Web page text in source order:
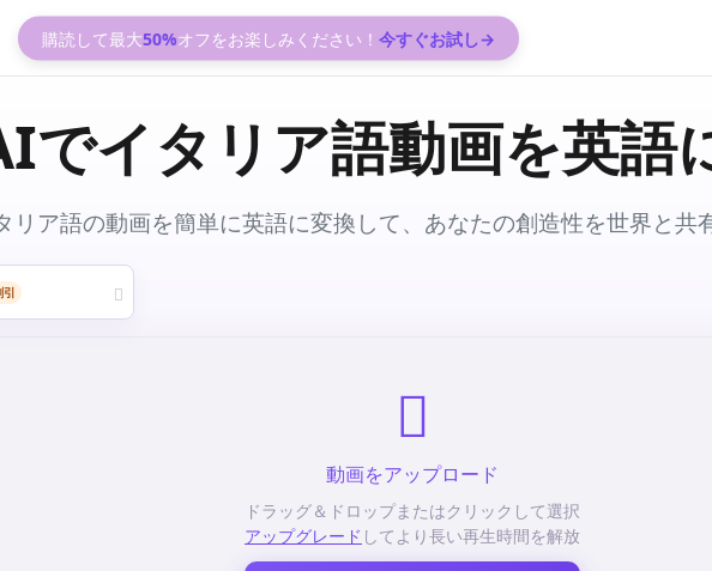
購読して最大50%オフをお楽しみください！ 今すぐお試し→
でイタリア語動画を英語
リア語の動画を簡単に英語に変換して、あなたの創造性を世界と共
動画をアップロード
ドラッグ＆ドロップまたはクリックして選択
アップグレード してより長い再生時間を解放